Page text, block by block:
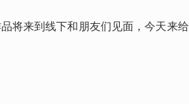
将来到线下和朋友们见面，今天来